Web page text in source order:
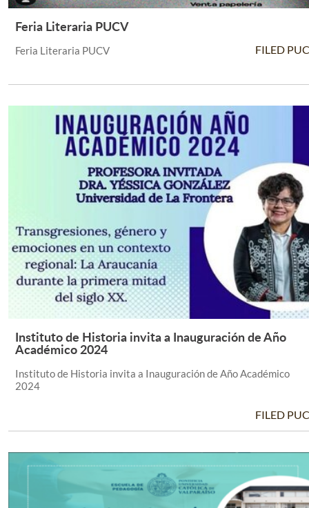
Feria Literaria PUCV
Feria Literaria PUCV FILED
Leer Más +
Instituto de Historia invita a Inauguración de Año
Académico 2024
Instituto de Historia invita a Inauguración de Año Académico
2024
FILED